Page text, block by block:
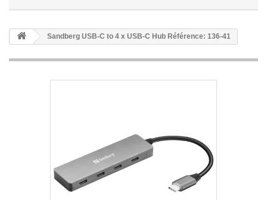
Sandberg USB-C to 4 x USB-C Hub Référence: 136-41